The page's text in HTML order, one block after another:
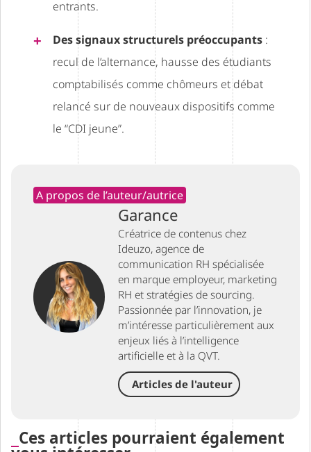
entrants.
Des signaux structurels préoccupants :
recul de l’alternance, hausse des étudiants
comptabilisés comme chômeurs et débat
relancé sur de nouveaux dispositifs comme
le “CDI jeune”.
A propos de l’auteur/autrice
Garance
Créatrice de contenus chez
Ideuzo, agence de
communication RH spécialisée
en marque employeur, marketing
RH et stratégies de sourcing.
Passionnée par l’innovation, je
m’intéresse particulièrement aux
enjeux liés à l’intelligence
artificielle et à la QVT.
Articles de l'auteur
Ces articles pourraient également